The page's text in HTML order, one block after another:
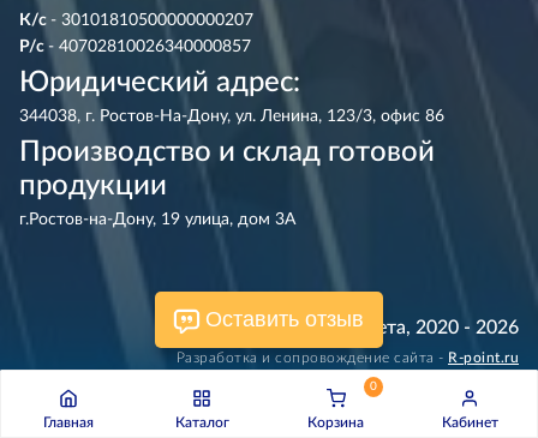
Оставить отзыв
К/с - 30101810500000000207
Р/с - 40702810026340000857
Юридический адрес:
344038, г. Ростов-На-Дону, ул. Ленина, 123/3, офис 86
Производство и склад готовой
продукции
г.Ростов-на-Дону, 19 улица, дом 3А
© Энергия Света, 2020 - 2026
Разработка и сопровождение сайта - R‑point.ru
Главная Каталог
0
Корзина Кабинет